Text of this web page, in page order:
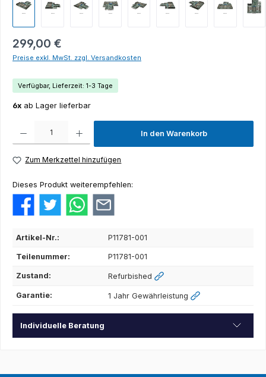
299,00 €
Preise exkl. MwSt. zzgl. Versandkosten
Verfügbar, Lieferzeit: 1-3 Tage
6x ab Lager lieferbar
In den Warenkorb
Zum Merkzettel hinzufügen
Dieses Produkt weiterempfehlen:
Artikel-Nr.: P11781-001
Teilenummer: P11781-001
Zustand: Refurbished
Garantie: 1 Jahr Gewährleistung
Individuelle Beratung